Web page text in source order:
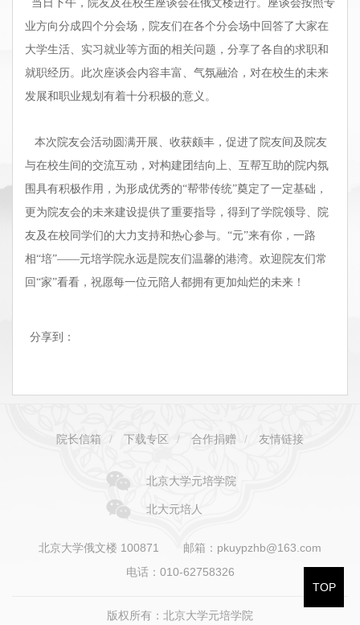
当日下午，院友及在校生座谈会在俄文楼进行。座谈会按照专
业方向分成四个分会场，院友们在各个分会场中回答了大家在
大学生活、实习就业等方面的相关问题，分享了各自的求职和
就职经历。此次座谈会内容丰富、气氛融洽，对在校生的未来
发展和职业规划有着十分积极的意义。
本次院友会活动圆满开展、收获颇丰，促进了院友间及院友
与在校生间的交流互动，对构建团结向上、互帮互助的院内氛
围具有积极作用，为形成优秀的“帮带传统”奠定了一定基础，
更为院友会的未来建设提供了重要指导，得到了学院领导、院
友及在校同学们的大力支持和热心参与。“元”来有你，一路
相“培”——元培学院永远是院友们温馨的港湾。欢迎院友们常
回“家”看看，祝愿每一位元陪人都拥有更加灿烂的未来！
分享到：
TOP
院长信箱 / 下载专区 / 合作捐赠 / 友情链接
北京大学元培学院
北大元培人
北京大学俄文楼 100871
邮箱：pkuypzhb@163.com
电话：010-62758326
版权所有：北京大学元培学院